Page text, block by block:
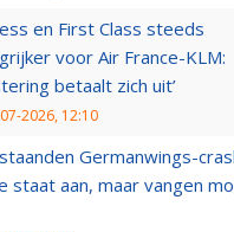
en First Class steeds
voor Air France-KLM:
betaalt zich uit’
2026, 12:10
Germanwings-
staat aan, maar vangen